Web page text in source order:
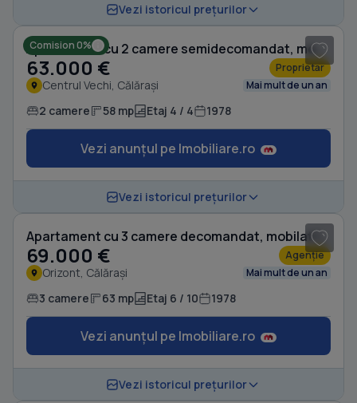
Vezi istoricul prețurilor
Comision 0% Apartament cu 2 camere semidecomandat, mobilat în Centrul Vechi
63.000 € Proprietar
Centrul Vechi, Călărași Mai mult de un an
2 camere 58 mp Etaj 4 / 4 1978
Vezi anunțul pe Imobiliare.ro
Vezi istoricul prețurilor
Apartament cu 3 camere decomandat, mobilat în Orizont
69.000 € Agenție
Orizont, Călărași Mai mult de un an
3 camere 63 mp Etaj 6 / 10 1978
Vezi anunțul pe Imobiliare.ro
Vezi istoricul prețurilor